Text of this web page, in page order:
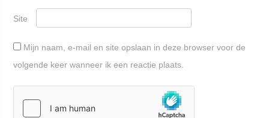
Site
Mijn naam, e-mail en site opslaan in deze browser voor de
volgende keer wanneer ik een reactie plaats.